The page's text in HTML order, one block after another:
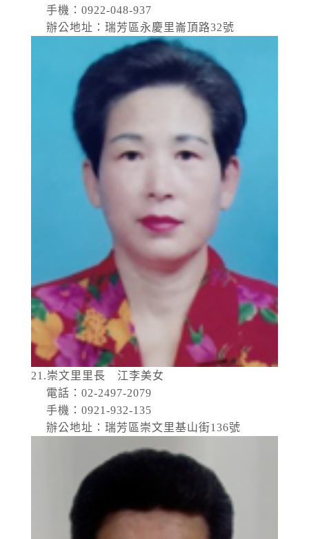
手機：0922-048-937
辦公地址：瑞芳區永慶里崙頂路32號
21.崇文里里長 江李美女
電話：02-2497-2079
手機：0921-932-135
辦公地址：瑞芳區崇文里基山街136號